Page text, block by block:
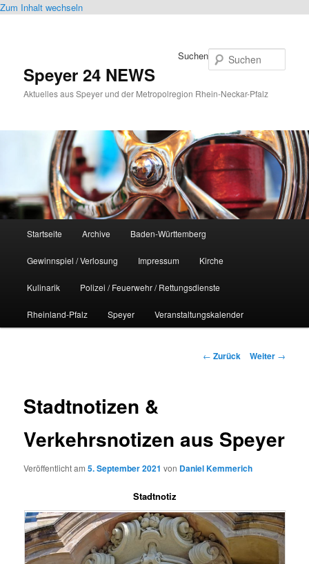
Zum Inhalt wechseln
Speyer 24 NEWS
Aktuelles aus Speyer und der Metropolregion Rhein-Neckar-Pfalz
Suchen
Startseite Archive Baden-Württemberg
Gewinnspiel / Verlosung Impressum Kirche
Kulinarik Polizei / Feuerwehr / Rettungsdienste
Rheinland-Pfalz Speyer Veranstaltungskalender
Beitrags-
← Zurück Weiter →
Stadtnotizen &
Verkehrsnotizen aus Speyer
Veröffentlicht am5. September 2021 von Daniel Kemmerich
Stadtnotiz